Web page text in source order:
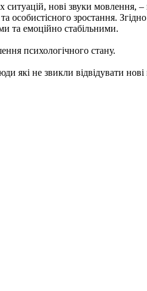
нові звуки мовлення,
зростання.
та емоційно стабільними.
психологічного стану.
які не звикли відвідувати нові